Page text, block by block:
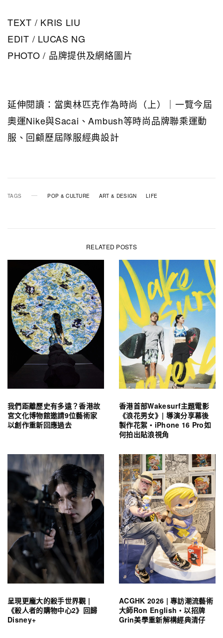
TEXT / KRIS LIU
EDIT / LUCAS NG
PHOTO / 品牌提供及網絡圖片
延伸閱讀：當奧林匹克作為時尚（上）｜一覽今屆
奧運Nike與Sacai、Ambush等時尚品牌聯乘運動
服、回顧歷屆隊服經典設計
TAGS POP & CULTURE ART & DESIGN LIFE
RELATED POSTS
我們距離歷史有多遠？香港故
宮文化博物館邀請9位藝術家
以創作重新回應過去
香港首部Wakesurf主題電影
《浪花男女》| 導演分享幕後
製作花絮・iPhone 16 Pro如
何拍出貼浪視角
呈現更龐大的殺手世界觀 |
《殺人者的購物中心2》回歸
Disney+
ACGHK 2026 | 專訪潮流藝術
大師Ron English・以招牌
Grin美學重新解構經典清仔